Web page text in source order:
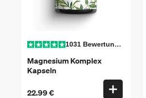
1031 Bewertungen
Magnesium Komplex
Kapseln
22.99 €